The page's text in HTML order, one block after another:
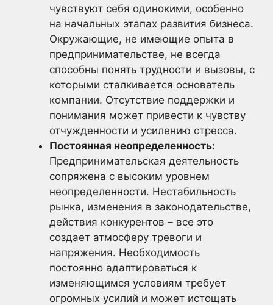
чувствуют себя одинокими, особенно
на начальных этапах развития бизнеса.
Окружающие, не имеющие опыта в
предпринимательстве, не всегда
способны понять трудности и вызовы, с
которыми сталкивается основатель
компании. Отсутствие поддержки и
понимания может привести к чувству
отчужденности и усилению стресса.
Постоянная неопределенность:
Предпринимательская деятельность
сопряжена с высоким уровнем
неопределенности. Нестабильность
рынка, изменения в законодательстве,
действия конкурентов – все это
создает атмосферу тревоги и
напряжения. Необходимость
постоянно адаптироваться к
изменяющимся условиям требует
огромных усилий и может истощать